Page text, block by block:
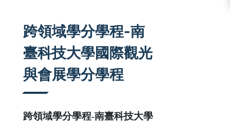
跨領域學分學程-南
臺科技大學國際觀光
與會展學分學程
跨領域學分學程-南臺科技大學